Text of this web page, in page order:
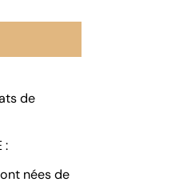
de
:
nées de